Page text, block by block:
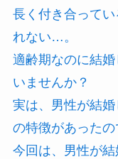
長く付き合って
れない…。
適齢期なのに結
いませんか？
実は、男性が結
の特徴があったの
今回は、男性が